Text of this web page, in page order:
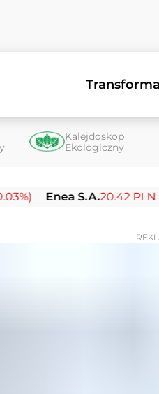
Kalejdoskop
Ekologiczny
Enea S.A.20.42 PLN (-